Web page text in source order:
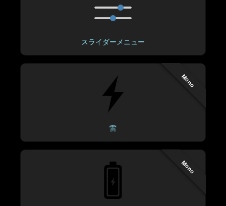
スライダーメニュー
Mono
雷
Mono